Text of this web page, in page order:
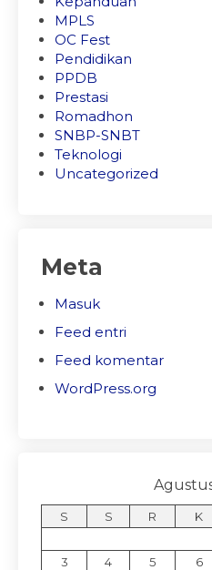
MPLS
OC Fest
Pendidikan
PPDB
Prestasi
Romadhon
SNBP-SNBT
Teknologi
Uncategorized
Meta
Masuk
Feed entri
Feed komentar
WordPress.org
S S R K
3
4 5 6